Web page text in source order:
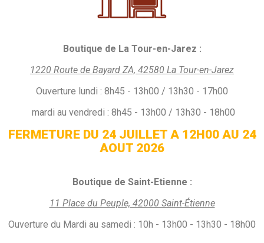
Boutique de La Tour-en-Jarez :
1220 Route de Bayard ZA, 42580 La Tour-en-Jarez
Ouverture lundi : 8h45 - 13h00 / 13h30 - 17h00
mardi au vendredi : 8h45 - 13h00 / 13h30 - 18h00
FERMETURE DU 24 JUILLET A 12H00 AU 24
AOUT 2026
Boutique de Saint-Etienne :
11 Place du Peuple, 42000 Saint-Étienne
Ouverture du Mardi au samedi : 10h - 13h00 - 13h30 - 18h00